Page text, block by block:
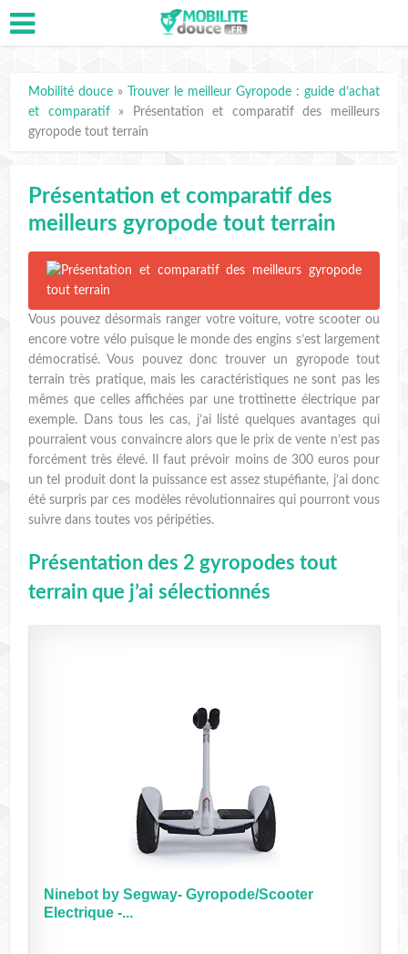
Mobilité douce »
Trouver le meilleur Gyropode : guide d’achat
et comparatif»
Présentation et comparatif des meilleurs
gyropode tout terrain
Présentation et comparatif des
meilleurs gyropode tout terrain
Vous pouvez désormais ranger votre voiture, votre scooter ou
encore votre vélo puisque le monde des engins s’est largement
démocratisé. Vous pouvez donc trouver un gyropode tout
terrain très pratique, mais les caractéristiques ne sont pas les
mêmes que celles affichées par une trottinette électrique par
exemple. Dans tous les cas, j’ai listé quelques avantages qui
pourraient vous convaincre alors que le prix de vente n’est pas
forcément très élevé. Il faut prévoir moins de 300 euros pour
un tel produit dont la puissance est assez stupéfiante, j’ai donc
été surpris par ces modèles révolutionnaires qui pourront vous
suivre dans toutes vos péripéties.
Présentation des 2 gyropodes tout
terrain que j’ai sélectionnés
Ninebot by Segway- Gyropode/Scooter
Electrique -...